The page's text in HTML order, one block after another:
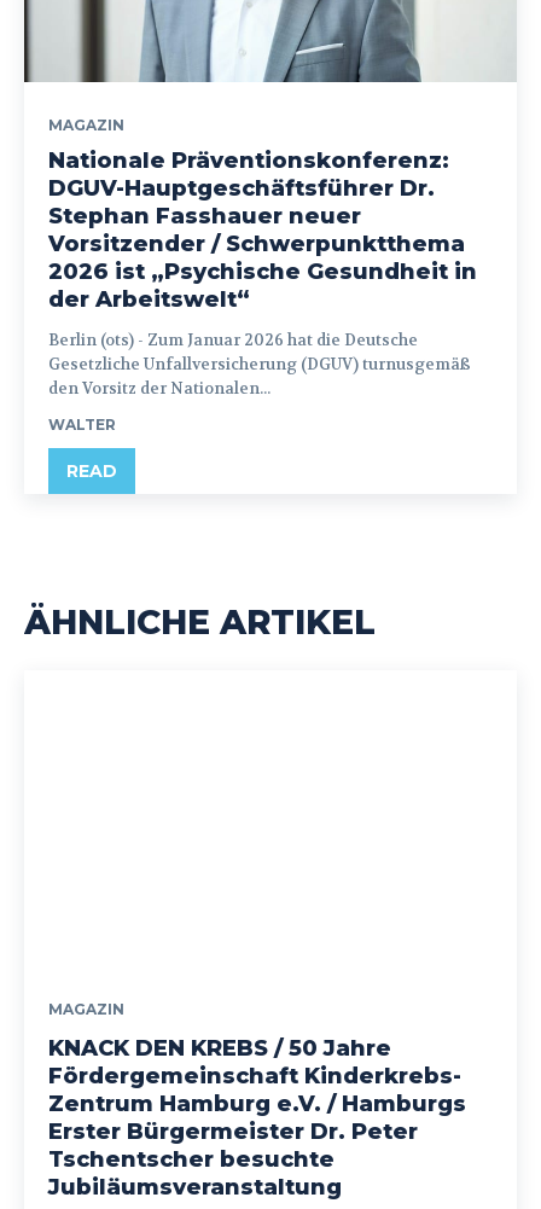
MAGAZIN
Nationale Präventionskonferenz:
DGUV-Hauptgeschäftsführer Dr.
Stephan Fasshauer neuer
Vorsitzender / Schwerpunktthema
2026 ist „Psychische Gesundheit in
der Arbeitswelt“
Berlin (ots) - Zum Januar 2026 hat die Deutsche
Gesetzliche Unfallversicherung (DGUV) turnusgemäß
den Vorsitz der Nationalen...
WALTER
READ
ÄHNLICHE ARTIKEL
MAGAZIN
KNACK DEN KREBS / 50 Jahre
Fördergemeinschaft Kinderkrebs-
Zentrum Hamburg e.V. / Hamburgs
Erster Bürgermeister Dr. Peter
Tschentscher besuchte
Jubiläumsveranstaltung